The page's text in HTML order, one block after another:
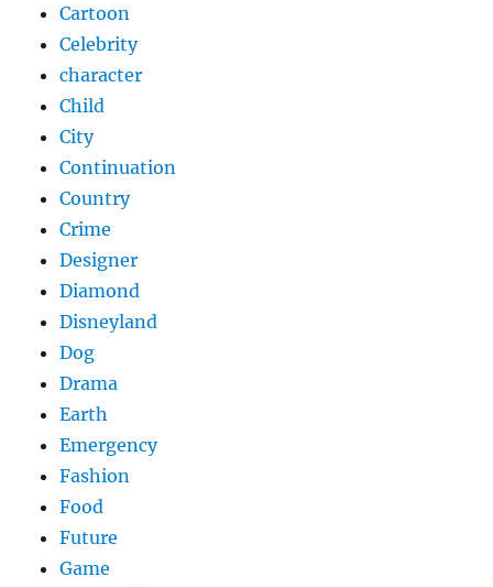
Cartoon
Celebrity
character
Child
City
Continuation
Country
Crime
Designer
Diamond
Disneyland
Dog
Drama
Earth
Emergency
Fashion
Food
Future
Game